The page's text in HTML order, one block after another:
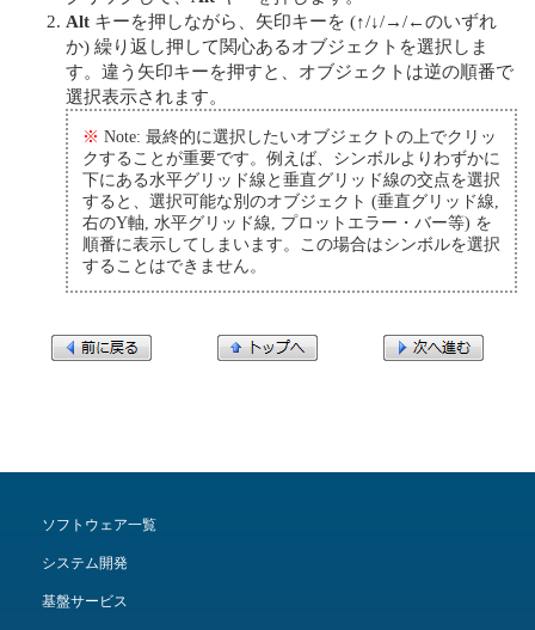
Alt キーを押しながら、矢印キーを (↑/↓/→/←のいずれ
か) 繰り返し押して関心あるオブジェクトを選択しま
す。違う矢印キーを押すと、オブジェクトは逆の順番で
選択表示されます。
※ Note: 最終的に選択したいオブジェクトの上でクリッ
クすることが重要です。例えば、シンボルよりわずかに
下にある水平グリッド線と垂直グリッド線の交点を選択
すると、選択可能な別のオブジェクト (垂直グリッド線,
右のY軸, 水平グリッド線, プロットエラー・バー等) を
順番に表示してしまいます。この場合はシンボルを選択
することはできません。
ソフトウェア一覧
システム開発
基盤サービス